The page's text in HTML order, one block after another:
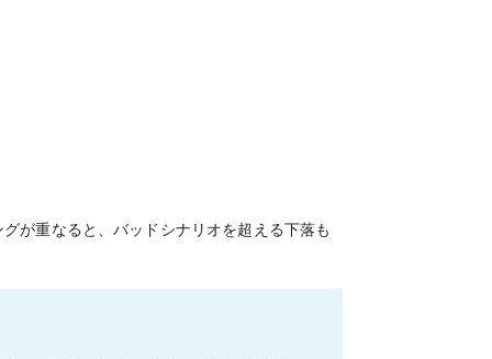
が重なると、バッドシナリオを超える下落も